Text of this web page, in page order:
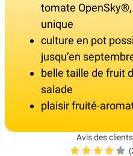
tomate
unique
culture en pot
jusqu’en
belle taille de fruit
salade
plaisir fruité-
Avis des clients